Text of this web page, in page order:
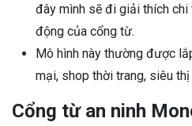
đây mình sẽ đi giải thích
động của cổng từ.
Mô hình này thường được
mại, shop thời trang, siêu thị
Cổng từ an ninh